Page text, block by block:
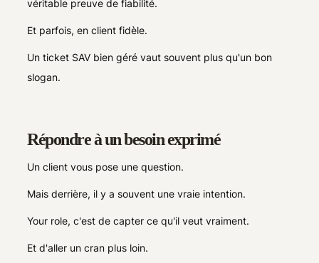
véritable preuve de fiabilité.
Et parfois, en client fidèle.
Un ticket SAV bien géré vaut souvent plus qu'un bon
slogan.
Répondre à un besoin exprimé
Un client vous pose une question.
Mais derrière, il y a souvent une vraie intention.
Your role, c'est de capter ce qu'il veut vraiment.
Et d'aller un cran plus loin.